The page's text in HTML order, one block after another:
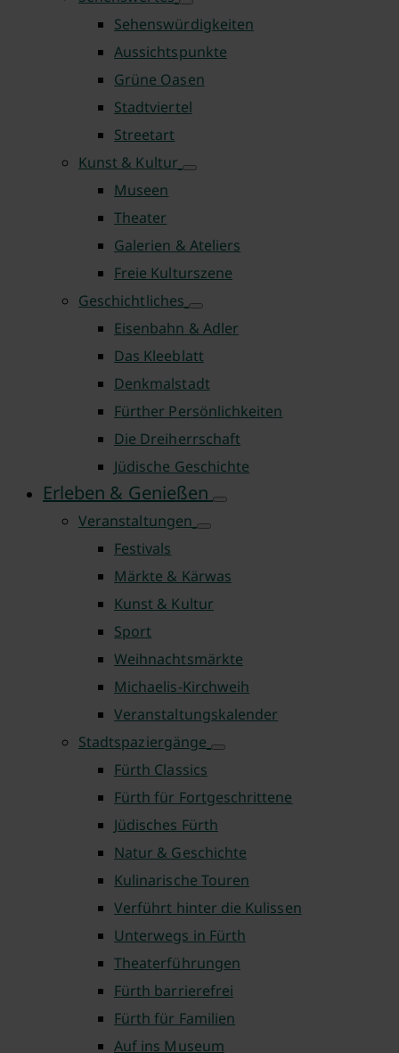
Sehenswürdigkeiten
Aussichtspunkte
Grüne Oasen
Stadtviertel
Streetart
Kunst & Kultur
Museen
Theater
Galerien & Ateliers
Freie Kulturszene
Geschichtliches
Eisenbahn & Adler
Das Kleeblatt
Denkmalstadt
Fürther Persönlichkeiten
Die Dreiherrschaft
Jüdische Geschichte
Erleben & Genießen
Veranstaltungen
Festivals
Märkte & Kärwas
Kunst & Kultur
Sport
Weihnachtsmärkte
Michaelis-Kirchweih
Veranstaltungskalender
Stadtspaziergänge
Fürth Classics
Fürth für Fortgeschrittene
Jüdisches Fürth
Natur & Geschichte
Kulinarische Touren
Verführt hinter die Kulissen
Unterwegs in Fürth
Theaterführungen
Fürth barrierefrei
Fürth für Familien
Auf ins Museum